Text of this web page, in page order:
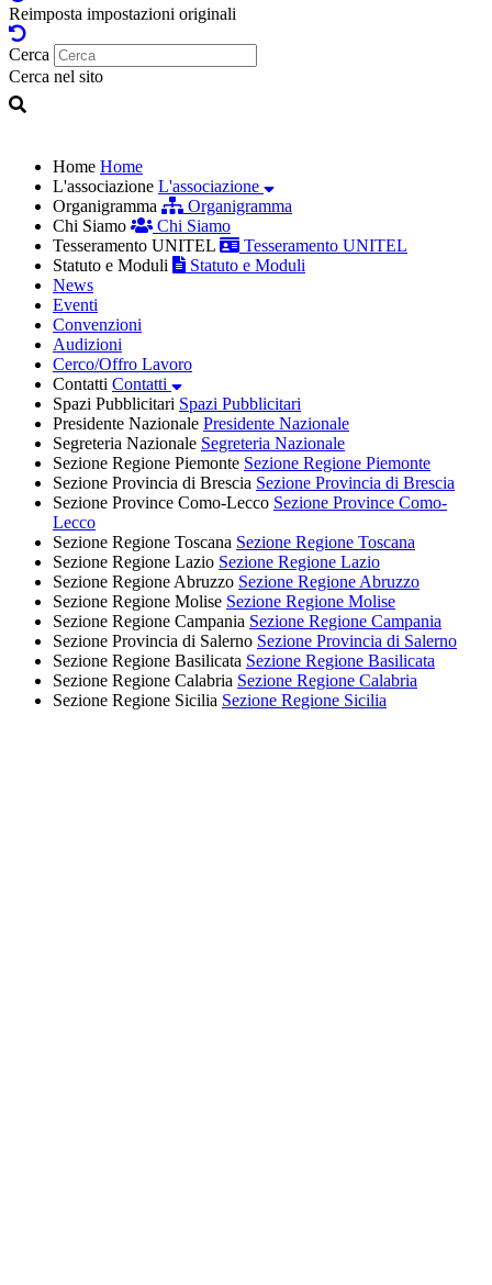
Reimposta impostazioni originali
Cerca
Cerca nel sito
Home Home
L'associazione L'associazione
Organigramma
Organigramma
Chi Siamo
Chi Siamo
Tesseramento UNITEL
Tesseramento UNITEL
Statuto e Moduli
Statuto e Moduli
News
Eventi
Convenzioni
Audizioni
Cerco/Offro Lavoro
Contatti Contatti
Spazi Pubblicitari Spazi Pubblicitari
Presidente Nazionale Presidente Nazionale
Segreteria Nazionale Segreteria Nazionale
Sezione Regione Piemonte Sezione Regione Piemonte
Sezione Provincia di Brescia Sezione Provincia di Brescia
Sezione Province Como-Lecco Sezione Province Como-
Lecco
Sezione Regione Toscana Sezione Regione Toscana
Sezione Regione Lazio Sezione Regione Lazio
Sezione Regione Abruzzo Sezione Regione Abruzzo
Sezione Regione Molise Sezione Regione Molise
Sezione Regione Campania Sezione Regione Campania
Sezione Provincia di Salerno Sezione Provincia di Salerno
Sezione Regione Basilicata Sezione Regione Basilicata
Sezione Regione Calabria Sezione Regione Calabria
Sezione Regione Sicilia Sezione Regione Sicilia